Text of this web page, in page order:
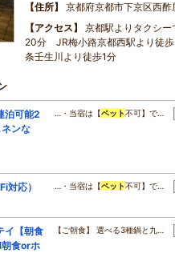
住所
京都府京都市下京区西酢
アクセス
京都駅よりタクシ
20分 JR梅小路京都西駅より徒
条壬生川より徒歩1分
泊可能2
ンな
…・当宿は【ペット不可】で…
応） …・当宿は【ペット不可】で…
イ【朝食
食orホ
【ご朝食】 選べる3種鍋と九…